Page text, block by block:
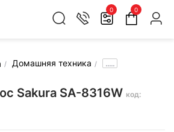
0 0
Домашняя техника .....
Sakura SA-8316W код: